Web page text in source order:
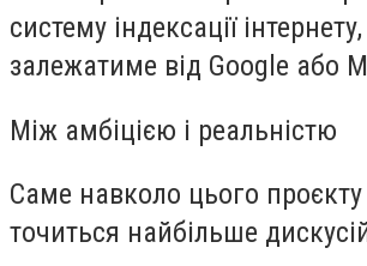
систему індексації
залежатиме від Google або
Між амбіцією і реальністю
Саме навколо цього проєкту
точиться найбільше